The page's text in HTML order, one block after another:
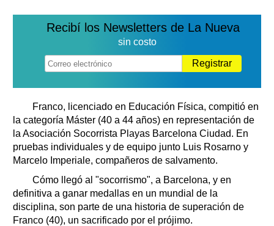
Recibí los Newsletters de La Nueva
sin costo
Registrar
Franco, licenciado en Educación Física, compitió en
la categoría Máster (40 a 44 años) en representación de
la Asociación Socorrista Playas Barcelona Ciudad. En
pruebas individuales y de equipo junto Luis Rosarno y
Marcelo Imperiale, compañeros de salvamento.
Cómo llegó al "socorrismo", a Barcelona, y en
definitiva a ganar medallas en un mundial de la
disciplina, son parte de una historia de superación de
Franco (40), un sacrificado por el prójimo.